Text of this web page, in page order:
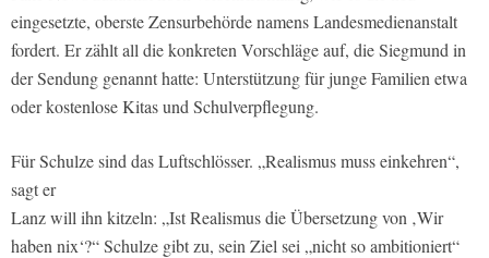
eingesetzte, oberste Zensurbehörde namens Landesmedienanstalt
fordert. Er zählt all die konkreten Vorschläge auf, die Siegmund in
der Sendung genannt hatte: Unterstützung für junge Familien etwa
oder kostenlose Kitas und Schulverpflegung.
Für Schulze sind das Luftschlösser. „Realismus muss einkehren“,
sagt er
Lanz will ihn kitzeln: „Ist Realismus die Übersetzung von ‚Wir
haben nix‘?“ Schulze gibt zu, sein Ziel sei „nicht so ambitioniert“